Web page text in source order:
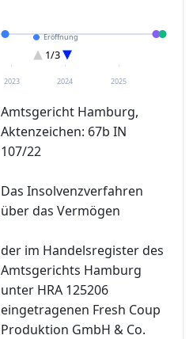
Eröffnung
Verteilungsverzeichnisse
Entscheidung im Verfahren
1/3
2023 2024 2025
Amtsgericht Hamburg,
Aktenzeichen: 67b IN
107/22
Das Insolvenzverfahren
über das Vermögen
der im Handelsregister des
Amtsgerichts Hamburg
unter HRA 125206
eingetragenen Fresh Coup
Produktion GmbH & Co.